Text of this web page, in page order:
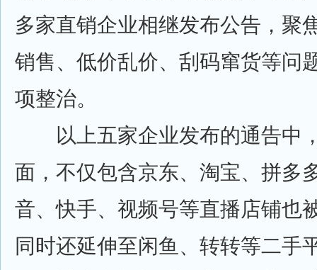
多家直销企业相继发布公告，聚
销售、低价乱价、刮码窜货等问
项整治。
以上五家企业发布的通告中
面，不仅包含京东、淘宝、拼多
音、快手、视频号等直播店铺也
同时还延伸至闲鱼、转转等二手